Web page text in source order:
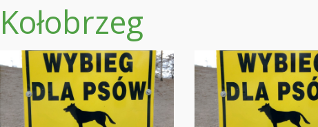
Kołobrzeg